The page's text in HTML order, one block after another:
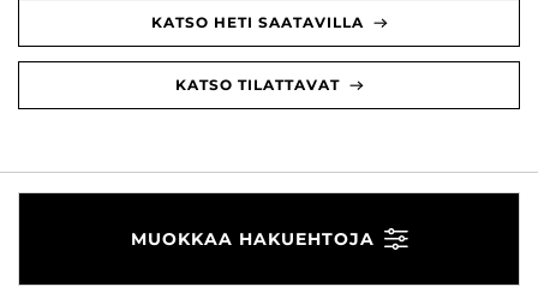
KATSO HETI SAATAVILLA
KATSO TILATTAVAT
MUOKKAA HAKUEHTOJA